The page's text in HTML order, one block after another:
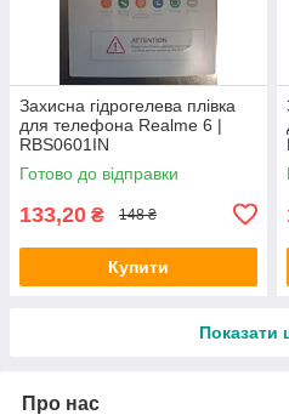
Захисна гідрогелева плівка
для телефона Realme 6 |
RBS0601IN
Готово до відправки
133,20 ₴ 148 ₴
Купити
Показати
Про нас